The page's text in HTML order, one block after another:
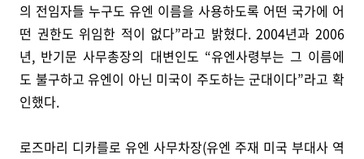
의 전임자들 누구도 유엔 이름을 사용하도록 어떤 국가에 어
떤 권한도 위임한 적이 없다”라고 밝혔다. 2004년과 2006
년, 반기문 사무총장의 대변인도 “유엔사령부는 그 이름에
도 불구하고 유엔이 아닌 미국이 주도하는 군대이다”라고 확
인했다.
로즈마리 디카를로 유엔 사무차장(유엔 주재 미국 부대사 역